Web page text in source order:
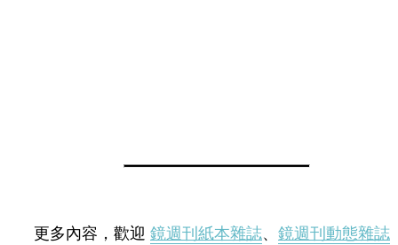
更多內容，歡迎 鏡週刊紙本雜誌、 鏡週刊動態雜誌